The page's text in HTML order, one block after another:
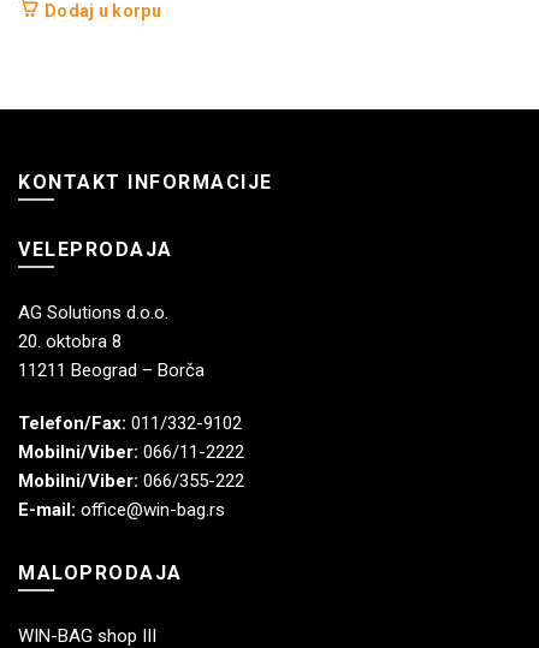
Dodaj u korpu
KONTAKT INFORMACIJE
VELEPRODAJA
AG Solutions d.o.o.
20. oktobra 8
11211 Beograd – Borča
Telefon/Fax: 011/332-9102
Mobilni/Viber: 066/11-2222
Mobilni/Viber: 066/355-222
E-mail: office@win-bag.rs
MALOPRODAJA
WIN-BAG shop III